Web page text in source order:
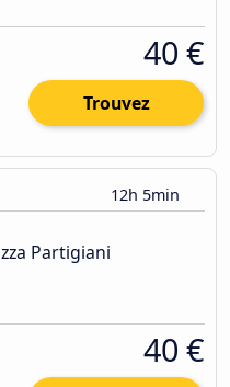
40 €
Trouvez
12h 5min
Partigiani
40 €